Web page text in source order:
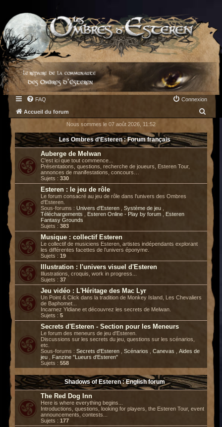
FAQ Connexion
Accueil du forum
c
h
c
Nous sommes le 07 août 2026, 11:52
Les Ombres d'Esteren : Forum français
Auberge de Melwan
C'est ici que tout commence...
Présentations, questions, recherche de joueurs, Esteren Tour,
annonces de manifestations, concours…
Sujets : 330
Esteren : le jeu de rôle
Le forum consacré au jeu de rôle dans l'univers des Ombres
d'Esteren.
Sous-forums : Univers d'Esteren Système de jeu
Téléchargements
Esteren Online - Play by forum
Esteren
Fantasy Grounds
Sujets : 383
Musique : collectif Esteren
Le collectif de musiciens Esteren, artistes indépendants explorant
les différentes facettes de l’univers éponyme.
Sujets : 19
Illustration : l'univers visuel d'Esteren
Illustrations, croquis, work in progress...
Sujets : 37
Jeu vidéo : L'Héritage des Mac Lyr
Un Point & Click dans la tradition de Monkey Island, Les Chevaliers
de Baphomet...
Incarnez Yldiane et découvrez les secrets de Melwan.
Sujets : 5
Secrets d'Esteren - Section pour les Meneurs
Le forum des meneurs de jeu d'Esteren.
Discussions sur les secrets du jeu, questions sur les scénarios,
etc.
Sous-forums : Secrets d'Esteren Scénarios Canevas
Aides de
jeu
Fanzine "Lueurs d'Esteren"
Sujets : 558
Shadows of Esteren : English forum
The Red Dog Inn
Here is where everything begins...
Introductions, questions, looking for players, the Esteren Tour, event
announcements, contests...
Sujets : 177